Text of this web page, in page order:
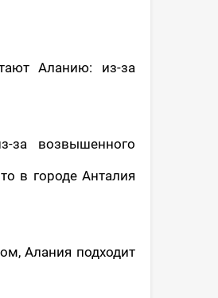
Аланию: из-за
возвышенного
в городе Анталия
Алания подходит